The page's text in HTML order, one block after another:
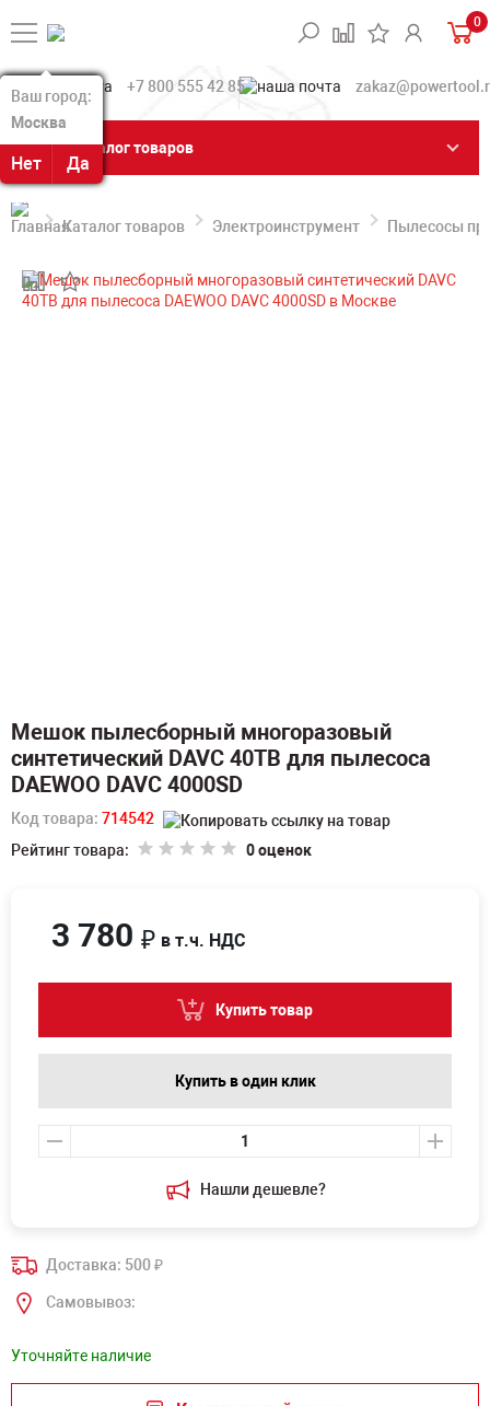
Ваш город:
Москва
Нет Да
Ваш город:
Москва
Нет Да
0
+7 800 555 42 85
Каталог товаров
Каталог товаров Электроинструмент Пылесосы
Мешок пылесборный многоразовый
синтетический DAVC 40TB для пылесоса
DAEWOO DAVC 4000SD
Код товара: 714542
Рейтинг товара:
0 оценок
Нашли дешевле?
3 780 ₽ в т.ч. НДС
Купить товар
Купить в один клик
Доставка: 500₽
Самовывоз:
Уточняйте наличие